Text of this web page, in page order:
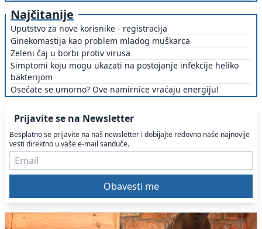
Najčitanije
Uputstvo za nove korisnike - registracija
Ginekomastija kao problem mladog muškarca
Zeleni čaj u borbi protiv virusa
Simptomi koju mogu ukazati na postojanje infekcije heliko
bakterijom
Osećate se umorno? Ove namirnice vraćaju energiju!
Prijavite se na Newsletter
Besplatno se prijavite na naš newsletter i dobijajte redovno naše najnovije
vesti direktno u vaše e-mail sanduče.